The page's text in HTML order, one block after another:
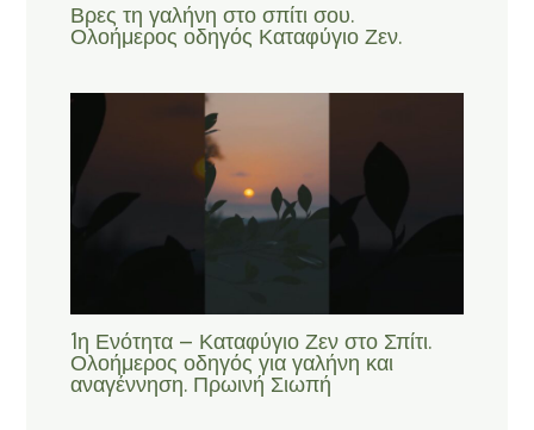
Βρες τη γαλήνη στο σπίτι σου.
Ολοήμερος οδηγός Καταφύγιο Ζεν.
1η Ενότητα – Καταφύγιο Ζεν στο Σπίτι.
Ολοήμερος οδηγός για γαλήνη και
αναγέννηση. Πρωινή Σιωπή